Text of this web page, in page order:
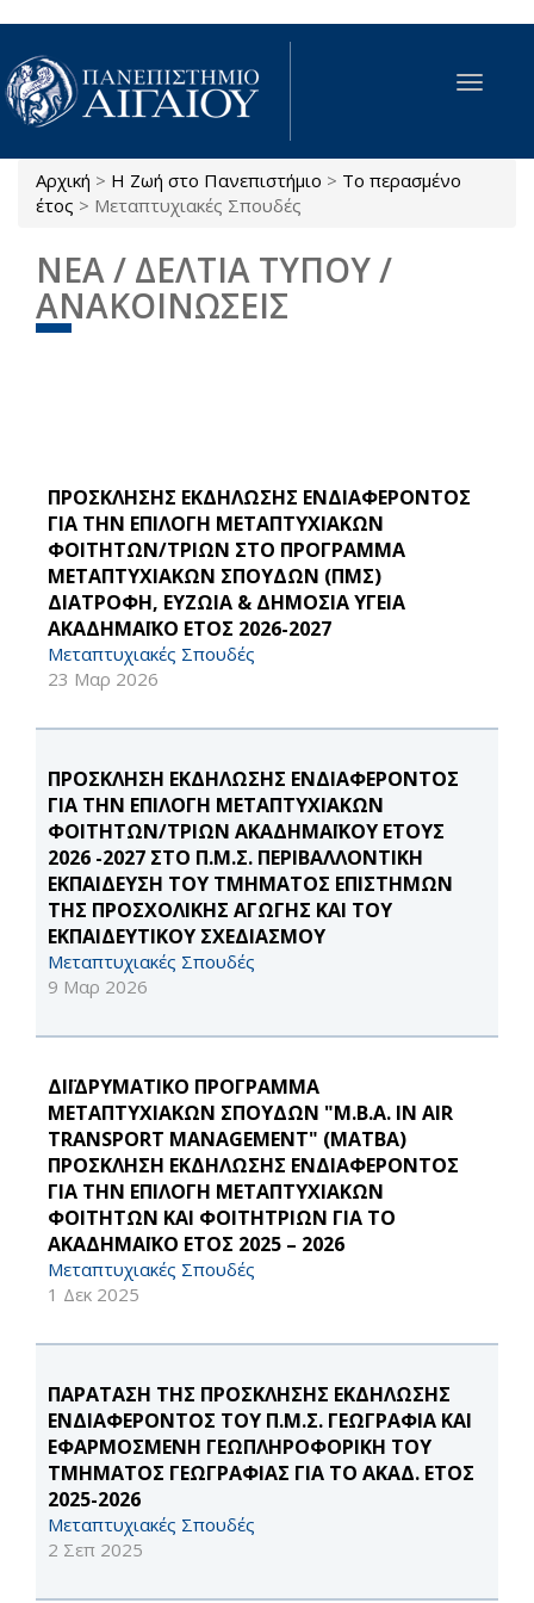
Παράκαμψη προς το κυρίως περιεχόμενο
Toggle
Είστε εδώ
Αρχική > Η Ζωή στο Πανεπιστήμιο > Το περασμένο
έτος > Μεταπτυχιακές Σπουδές
ΝΕΑ / ΔΕΛΤΙΑ ΤΥΠΟΥ /
ΑΝΑΚΟΙΝΩΣΕΙΣ
ΠΡΟΣΚΛΗΣΗΣ ΕΚΔΗΛΩΣΗΣ ΕΝΔΙΑΦΕΡΟΝΤΟΣ
ΓΙΑ ΤΗΝ ΕΠΙΛΟΓΗ ΜΕΤΑΠΤΥΧΙΑΚΩΝ
ΦΟΙΤΗΤΩΝ/ΤΡΙΩΝ ΣΤΟ ΠΡΟΓΡΑΜΜΑ
ΜΕΤΑΠΤΥΧΙΑΚΩΝ ΣΠΟΥΔΩΝ (ΠΜΣ)
ΔΙΑΤΡΟΦΗ, ΕΥΖΩΙΑ & ΔΗΜΟΣΙΑ ΥΓΕΙΑ
ΑΚΑΔΗΜΑΪΚΟ ΕΤΟΣ 2026-2027
Μεταπτυχιακές Σπουδές
23 Μαρ 2026
ΠΡΟΣΚΛΗΣΗ ΕΚΔΗΛΩΣΗΣ ΕΝΔΙΑΦΕΡΟΝΤΟΣ
ΓΙΑ ΤΗΝ ΕΠΙΛΟΓΗ ΜΕΤΑΠΤΥΧΙΑΚΩΝ
ΦΟΙΤΗΤΩΝ/ΤΡΙΩΝ ΑΚΑΔΗΜΑΪΚΟΥ ΕΤΟΥΣ
2026 -2027 ΣΤΟ Π.Μ.Σ. ΠΕΡΙΒΑΛΛΟΝΤΙΚΗ
ΕΚΠΑΙΔΕΥΣΗ ΤΟΥ ΤΜΗΜΑΤΟΣ ΕΠΙΣΤΗΜΩΝ
ΤΗΣ ΠΡΟΣΧΟΛΙΚΗΣ ΑΓΩΓΗΣ ΚΑΙ ΤΟΥ
ΕΚΠΑΙΔΕΥΤΙΚΟΥ ΣΧΕΔΙΑΣΜΟΥ
Μεταπτυχιακές Σπουδές
9 Μαρ 2026
ΔΙΪΔΡΥΜΑΤΙΚΟ ΠΡΟΓΡΑΜΜΑ
ΜΕΤΑΠΤΥΧΙΑΚΩΝ ΣΠΟΥΔΩΝ "M.B.A. IN AIR
TRANSPORT MANAGEMENT" (MATBA)
ΠΡΟΣΚΛΗΣΗ ΕΚΔΗΛΩΣΗΣ ΕΝΔΙΑΦΕΡΟΝΤΟΣ
ΓΙΑ ΤΗΝ ΕΠΙΛΟΓΗ ΜΕΤΑΠΤΥΧΙΑΚΩΝ
ΦΟΙΤΗΤΩΝ ΚΑΙ ΦΟΙΤΗΤΡΙΩΝ ΓΙΑ ΤΟ
ΑΚΑΔΗΜΑΪΚΟ ΕΤΟΣ 2025 – 2026
Μεταπτυχιακές Σπουδές
1 Δεκ 2025
ΠΑΡΑΤΑΣΗ ΤΗΣ ΠΡΟΣΚΛΗΣΗΣ ΕΚΔΗΛΩΣΗΣ
ΕΝΔΙΑΦΕΡΟΝΤΟΣ ΤΟΥ Π.Μ.Σ. ΓΕΩΓΡΑΦΙΑ ΚΑΙ
ΕΦΑΡΜΟΣΜΕΝΗ ΓΕΩΠΛΗΡΟΦΟΡΙΚΗ ΤΟΥ
ΤΜΗΜΑΤΟΣ ΓΕΩΓΡΑΦΙΑΣ ΓΙΑ ΤΟ ΑΚΑΔ. ΕΤΟΣ
2025-2026
Μεταπτυχιακές Σπουδές
2 Σεπ 2025